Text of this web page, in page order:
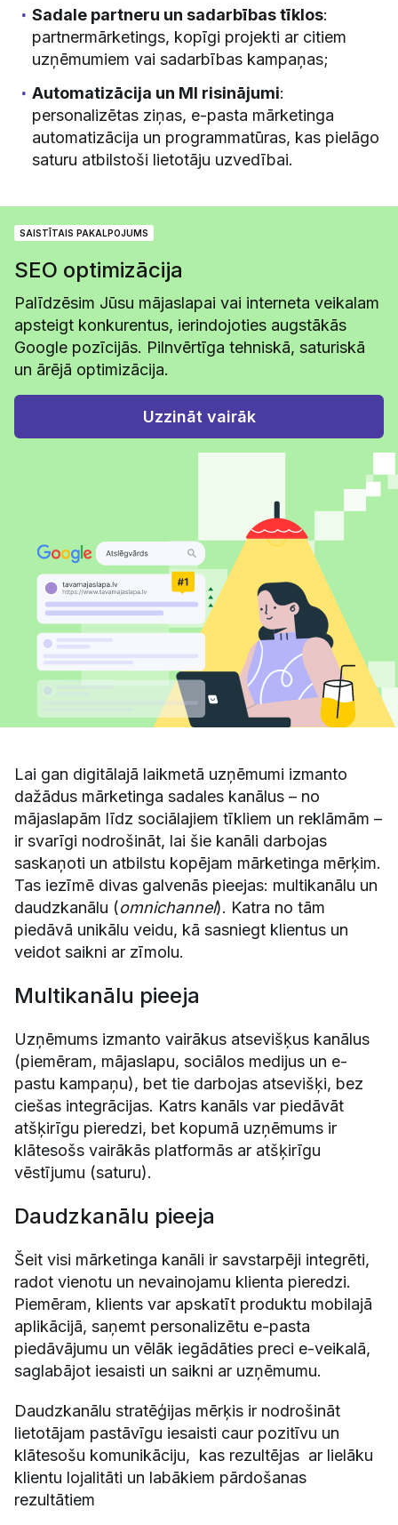
Sadale partneru un sadarbības tīklos:
partnermārketings, kopīgi projekti ar citiem
uzņēmumiem vai sadarbības kampaņas;
Automatizācija un MI risinājumi:
personalizētas ziņas, e-pasta mārketinga
automatizācija un programmatūras, kas pielāgo
saturu atbilstoši lietotāju uzvedībai.
SAISTĪTAIS PAKALPOJUMS
SEO optimizācija
Palīdzēsim Jūsu mājaslapai vai interneta veikalam
apsteigt konkurentus, ierindojoties augstākās
Google pozīcijās. Pilnvērtīga tehniskā, saturiskā
un ārējā optimizācija.
Uzzināt vairāk
Lai gan digitālajā laikmetā uzņēmumi izmanto
dažādus mārketinga sadales kanālus – no
mājaslapām līdz sociālajiem tīkliem un reklāmām –
ir svarīgi nodrošināt, lai šie kanāli darbojas
saskaņoti un atbilstu kopējam mārketinga mērķim.
Tas iezīmē divas galvenās pieejas: multikanālu un
daudzkanālu (omnichannel). Katra no tām
piedāvā unikālu veidu, kā sasniegt klientus un
veidot saikni ar zīmolu.
Multikanālu pieeja
Uzņēmums izmanto vairākus atsevišķus kanālus
(piemēram, mājaslapu, sociālos medijus un e-
pastu kampaņu), bet tie darbojas atsevišķi, bez
ciešas integrācijas. Katrs kanāls var piedāvāt
atšķirīgu pieredzi, bet kopumā uzņēmums ir
klātesošs vairākās platformās ar atšķirīgu
vēstījumu (saturu).
Daudzkanālu pieeja
Šeit visi mārketinga kanāli ir savstarpēji integrēti,
radot vienotu un nevainojamu klienta pieredzi.
Piemēram, klients var apskatīt produktu mobilajā
aplikācijā, saņemt personalizētu e-pasta
piedāvājumu un vēlāk iegādāties preci e-veikalā,
saglabājot iesaisti un saikni ar uzņēmumu.
Daudzkanālu stratēģijas mērķis ir nodrošināt
lietotājam pastāvīgu iesaisti caur pozitīvu un
klātesošu komunikāciju, kas rezultējas ar lielāku
klientu lojalitāti un labākiem pārdošanas
rezultātiem